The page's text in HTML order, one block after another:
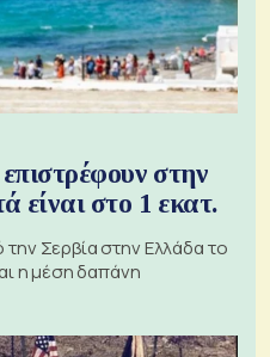
στην
είναι στο 1 εκατ.
Σερβία στην Ελλάδα το
η μέση δαπάνη